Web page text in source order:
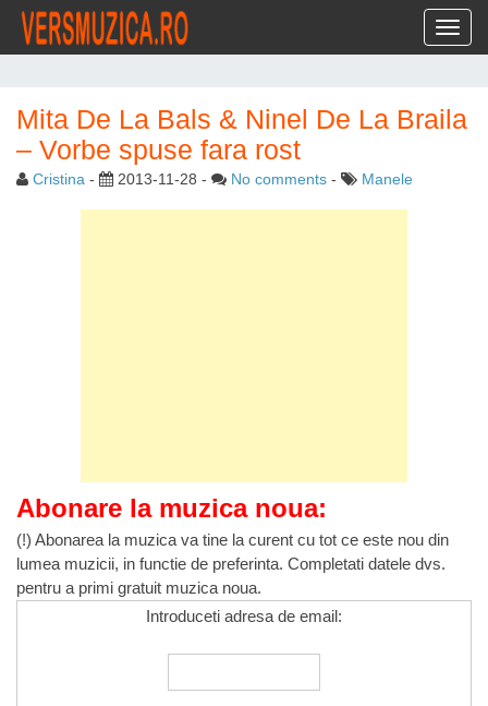
Mita De La Bals & Ninel De La Braila
– Vorbe spuse fara rost
Cristina - 2013-11-28 - No comments - Manele
Abonare la muzica noua:
(!) Abonarea la muzica va tine la curent cu tot ce este nou din
lumea muzicii, in functie de preferinta. Completati datele dvs.
pentru a primi gratuit muzica noua.
Introduceti adresa de email: